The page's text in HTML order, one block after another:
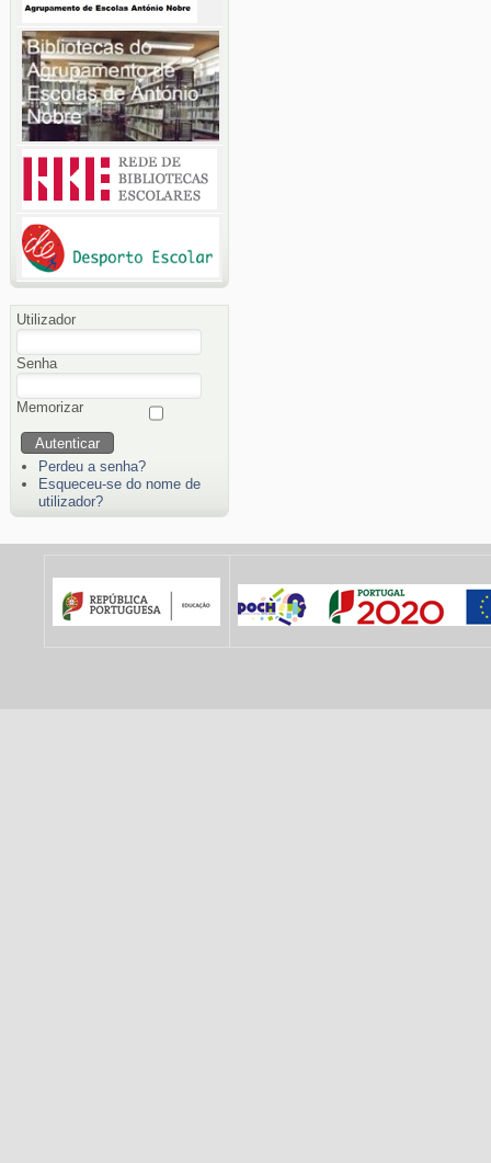
Utilizador
Senha
Memorizar
Perdeu a senha?
Esqueceu-se do nome de
utilizador?